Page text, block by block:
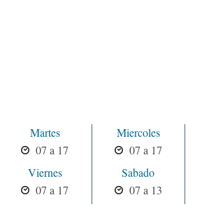
Martes
07 a 17
Miercoles
07 a 17
Viernes
07 a 17
Sabado
07 a 13